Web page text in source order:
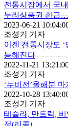
전통시장에서 국
누리상품권 환급…
2023-06-21
조성기 기자
이젠 전통시장도 ‘
능해진다
2022-11-21
조성기 기자
‘누비전’올해분
2022-10-28
조성기 기자
테슬라, 만트럭,
정(리콜)…